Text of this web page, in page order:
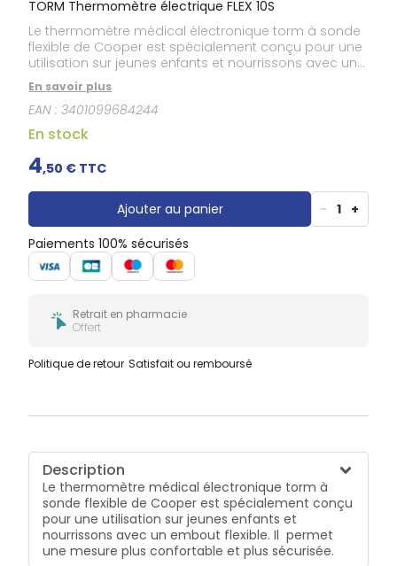
TORM Thermomètre électrique FLEX 10S
Le thermomètre médical électronique torm à sonde
flexible de Cooper est spécialement conçu pour une
utilisation sur jeunes enfants et nourrissons avec un
embout flexible. Il permet une mesure plus
confortable et plus sécurisée.
En savoir plus
EAN :3401099684244
En stock
4,50 € TTC
Ajouter au panier - 1 +
Paiements 100% sécurisés
Retrait en pharmacie
Offert
Politique de retour Satisfait ou remboursé
Description
Le thermomètre médical électronique torm à
sonde flexible de Cooper est spécialement conçu
pour une utilisation sur jeunes enfants et
nourrissons avec un embout flexible. Il permet
une mesure plus confortable et plus sécurisée.